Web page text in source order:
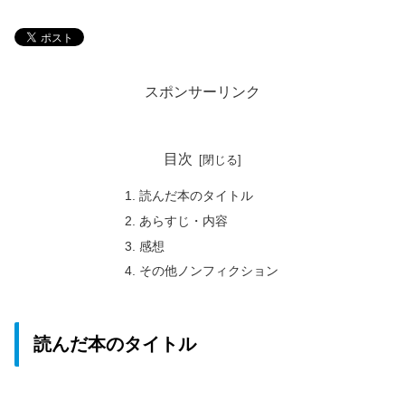
スポンサーリンク
目次
読んだ本のタイトル
あらすじ・内容
感想
その他ノンフィクション
読んだ本のタイトル